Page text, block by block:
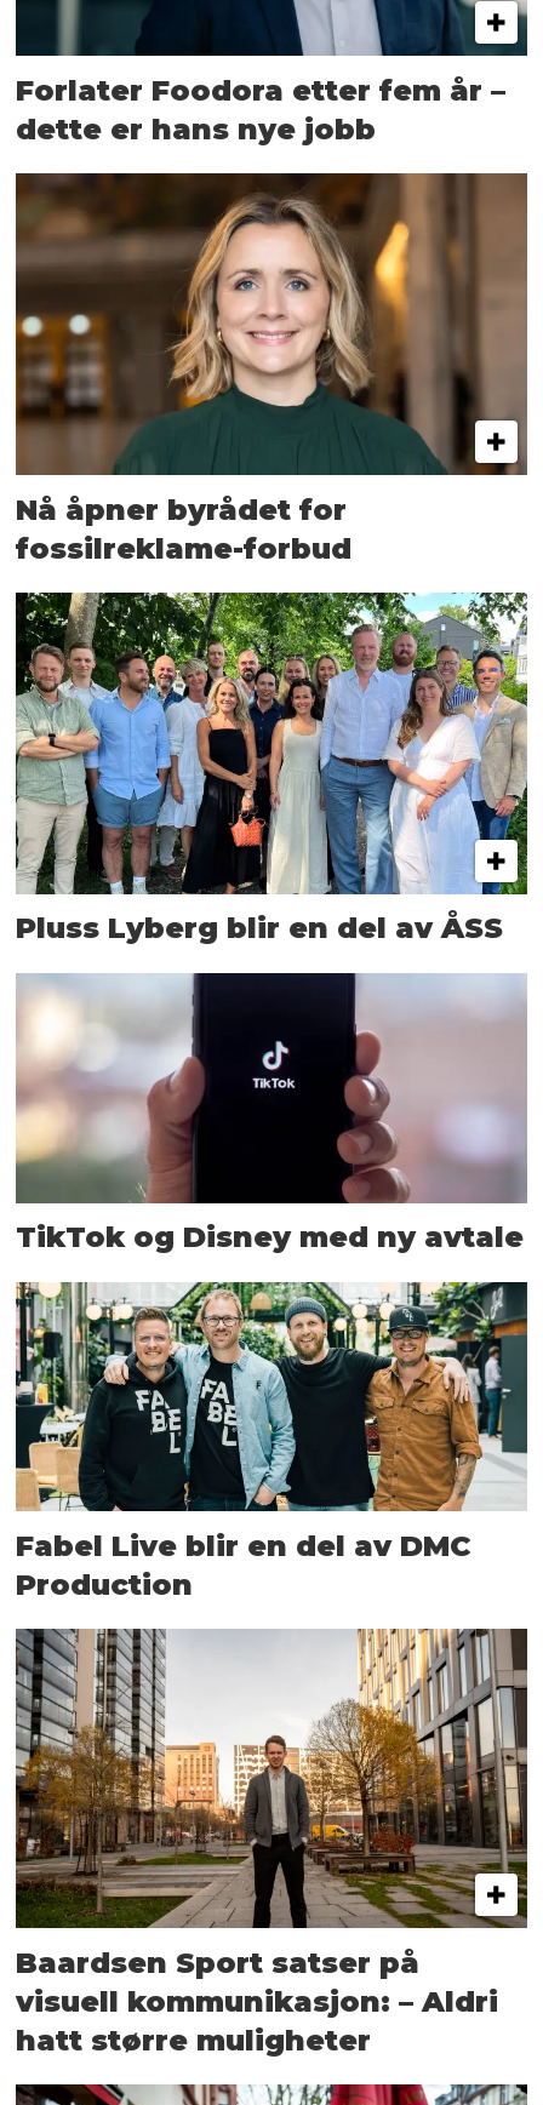
Forlater Foodora etter fem år –
dette er hans nye jobb
Nå åpner byrådet for
fossilreklame-forbud
Pluss Lyberg blir en del av ÅSS
TikTok og Disney med ny avtale
Fabel Live blir en del av DMC
Production
Baardsen Sport satser på
visuell kommunikasjon: – Aldri
hatt større muligheter